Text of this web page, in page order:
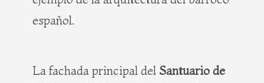
español.
La fachada principal del Santuario de